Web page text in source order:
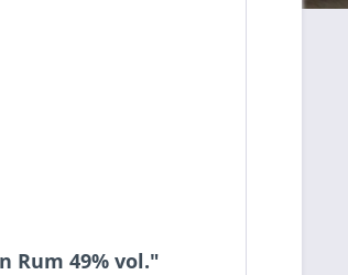
Rum 49% vol."